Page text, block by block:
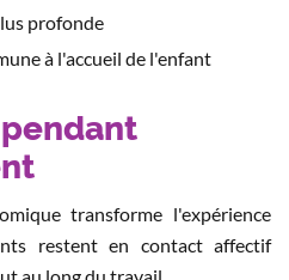
profonde
à l'accueil de l'enfant
transforme l'expérience
restent en contact affectif